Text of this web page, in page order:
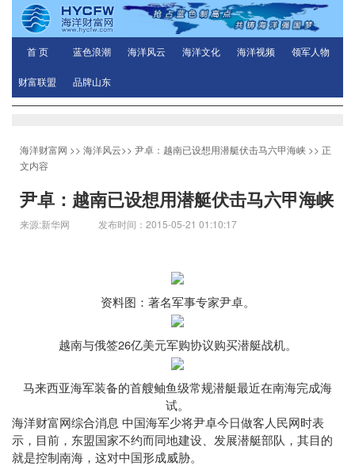
首 页 蓝色浪潮 海洋风云 海洋文化 海洋视频 领军人物
财富联盟 品牌山东
海洋财富网 >> 海洋风云>> 尹卓：越南已设想用潜艇伏击马六甲海峡 >> 正
文内容
尹卓：越南已设想用潜艇伏击马六甲海峡
来源:新华网 发布时间：2015-05-21 01:10:17
资料图：著名军事专家尹卓。
越南与俄签26亿美元军购协议购买潜艇战机。
马来西亚海军装备的首艘鲉鱼级常规潜艇最近在南海完成海
试。
海洋财富网综合消息 中国海军少将尹卓今日做客人民网时表
示，目前，东盟国家不约而同地建设、发展潜艇部队，其目的
就是控制南海，这对中国形成威胁。